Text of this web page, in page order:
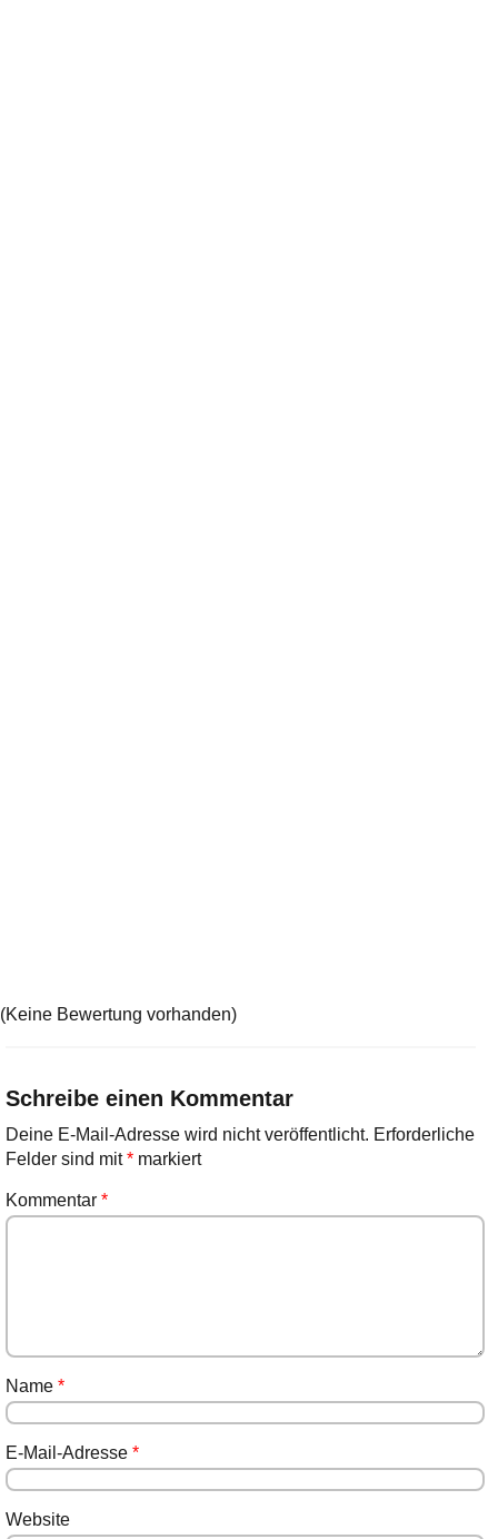
(Keine Bewertung vorhanden)
Schreibe einen Kommentar
Deine E-Mail-Adresse wird nicht veröffentlicht. Erforderliche
Felder sind mit*markiert
Kommentar *
Name *
E-Mail-Adresse *
Website